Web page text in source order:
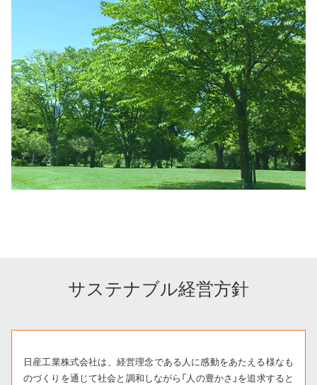
サステナブル経営方針
日産工業株式会社は、経営理念である人に感動をあたえる様なも
のづくりを通じて社会と調和しながら「人の豊かさ」を追求すると